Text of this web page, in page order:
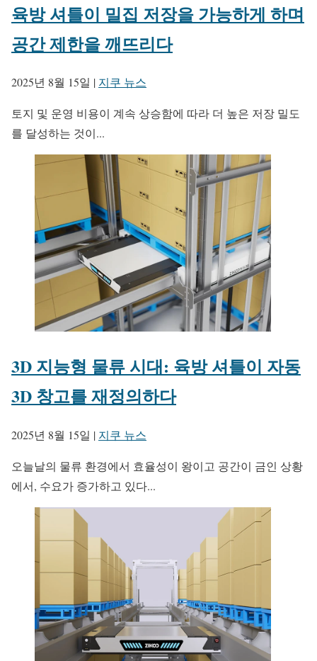
육방 셔틀이 밀집 저장을 가능하게 하며
공간 제한을 깨뜨리다
2025년 8월 15일 | 지쿠 뉴스
토지 및 운영 비용이 계속 상승함에 따라 더 높은 저장 밀도
를 달성하는 것이...
3D 지능형 물류 시대: 육방 셔틀이 자동
3D 창고를 재정의하다
2025년 8월 15일 | 지쿠 뉴스
오늘날의 물류 환경에서 효율성이 왕이고 공간이 금인 상황
에서, 수요가 증가하고 있다...